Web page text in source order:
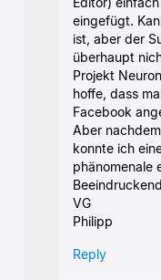
eingefügt.
ist, aber der
überhaupt
Projekt
hoffe, dass
Facebook
Aber
konnte ich
phänomenale
VG
Philipp
Reply